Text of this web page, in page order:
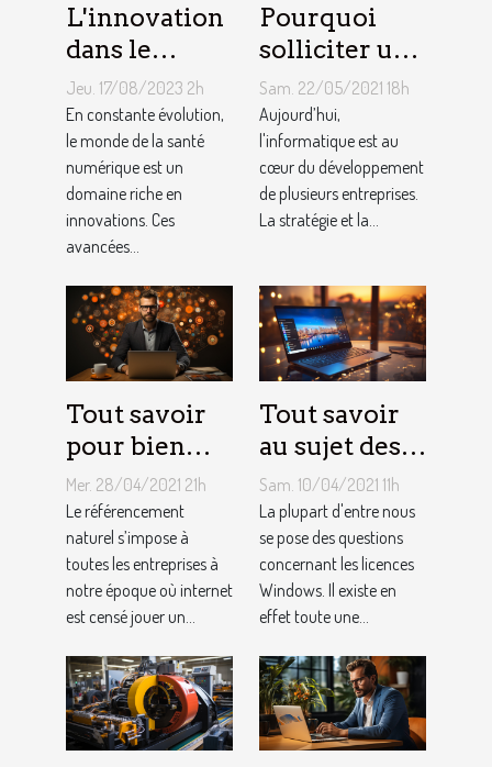
L'innovation
dans le
domaine de
la santé
numérique
Jeu. 17/08/2023 2h
En constante évolution,
le monde de la santé
numérique est un
domaine riche en
innovations. Ces
avancées...
Pourquoi
solliciter un
service
informatique
pour PME ?
Sam. 22/05/2021 18h
Aujourd’hui,
l'informatique est au
cœur du développement
de plusieurs entreprises.
La stratégie et la...
Tout savoir
pour bien
choisir un
consultant
SEO
Mer. 28/04/2021 21h
Le référencement
naturel s’impose à
toutes les entreprises à
notre époque où internet
est censé jouer un...
Tout savoir
au sujet des
licences
Windows !
Sam. 10/04/2021 11h
La plupart d'entre nous
se pose des questions
concernant les licences
Windows. Il existe en
effet toute une...